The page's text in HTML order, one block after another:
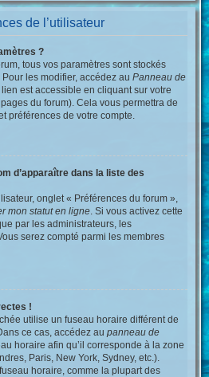
de l’utilisateur
?
tous vos paramètres sont stockés
les modifier, accédez auPanneau de
est accessible en cliquant sur votre
du forum). Cela vous permettra de
préférences de votre compte.
d’apparaître dans la liste des
onglet « Préférences du forum »,
mon statut en ligne. Si vous activez cette
par les administrateurs, les
serez compté parmi les membres
!
utilise un fuseau horaire différent de
ce cas, accédez aupanneau de
horaire afin qu’il corresponde à la zone
Paris, New York, Sydney, etc.).
horaire, comme la plupart des